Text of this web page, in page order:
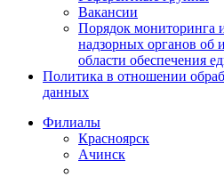
Вакансии
Порядок мониторинга
надзорных органов
области обеспечения
Политика в отношении
данных
Филиалы
Красноярск
Ачинск